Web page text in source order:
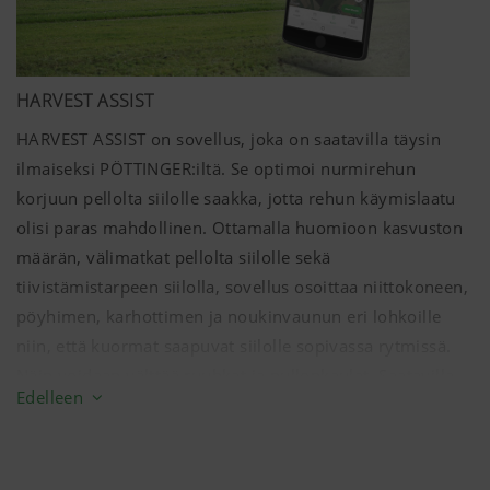
HARVEST ASSIST
HARVEST ASSIST on sovellus, joka on saatavilla täysin
ilmaiseksi PÖTTINGER:iltä. Se optimoi nurmirehun
korjuun pellolta siilolle saakka, jotta rehun käymislaatu
olisi paras mahdollinen. Ottamalla huomioon kasvuston
määrän, välimatkat pellolta siilolle sekä
tiivistämistarpeen siilolla, sovellus osoittaa niittokoneen,
pöyhimen, karhottimen ja noukinvaunun eri lohkoille
iOS- ja Android-käyttöjärjestelmille, joten sovellus
Edelleen